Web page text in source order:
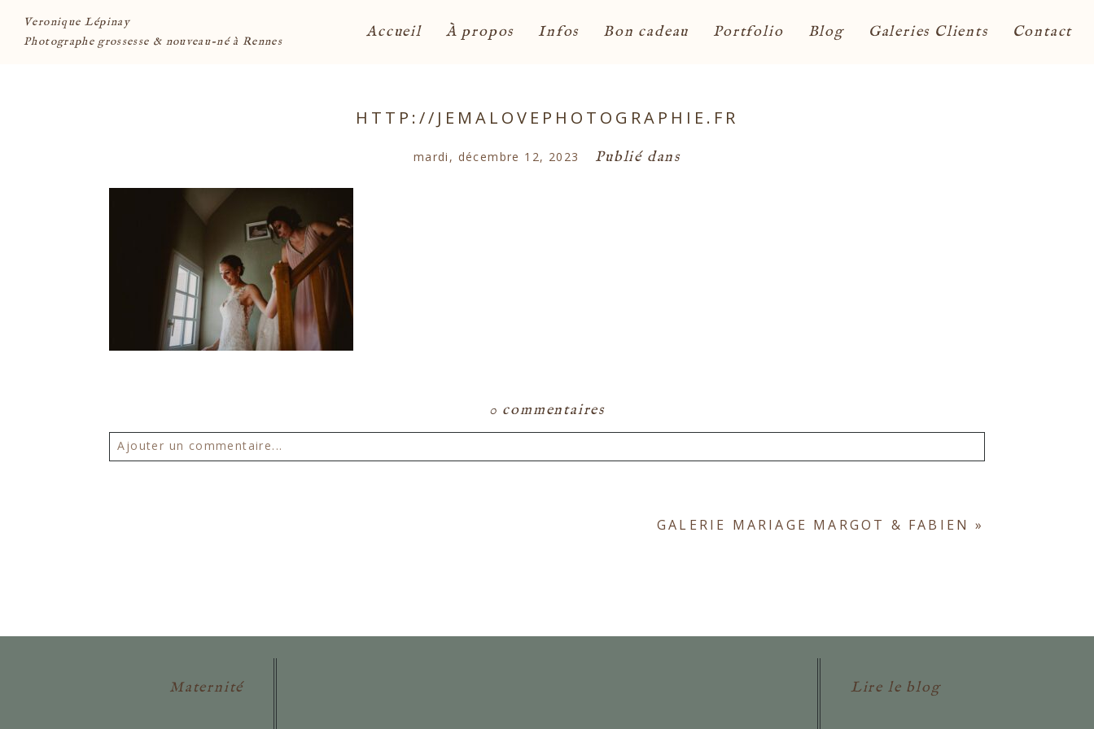
Veronique Lépinay
Photographe grossesse & nouveau-né à Rennes
Accueil À propos Infos Bon cadeau Portfolio Blog Galeries Clients Contact
HTTP://JEMALOVEPHOTOGRAPHIE.FR
mardi, décembre 12, 2023 Publié dans
0 commentaires
Ajouter un commentaire...
GALERIE MARIAGE MARGOT & FABIEN »
Maternité Lire le blog